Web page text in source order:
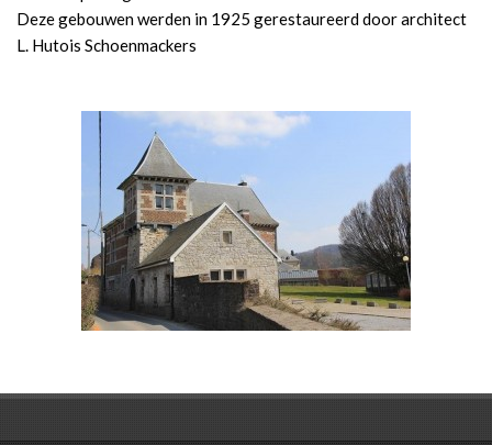
Deze gebouwen werden in 1925 gerestaureerd door architect
L. Hutois Schoenmackers